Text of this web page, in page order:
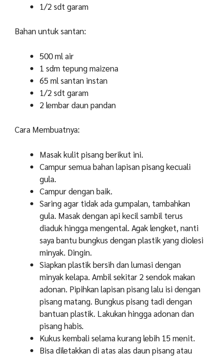
1/2 sdt garam
Bahan untuk santan:
500 ml air
1 sdm tepung maizena
65 ml santan instan
1/2 sdt garam
2 lembar daun pandan
Cara Membuatnya:
Masak kulit pisang berikut ini.
Campur semua bahan lapisan pisang kecuali
gula.
Campur dengan baik.
Saring agar tidak ada gumpalan, tambahkan
gula. Masak dengan api kecil sambil terus
diaduk hingga mengental. Agak lengket, nanti
saya bantu bungkus dengan plastik yang diolesi
minyak. Dingin.
Siapkan plastik bersih dan lumasi dengan
minyak kelapa. Ambil sekitar 2 sendok makan
adonan. Pipihkan lapisan pisang lalu isi dengan
pisang matang. Bungkus pisang tadi dengan
bantuan plastik. Lakukan hingga adonan dan
pisang habis.
Kukus kembali selama kurang lebih 15 menit.
Bisa diletakkan di atas alas daun pisang atau